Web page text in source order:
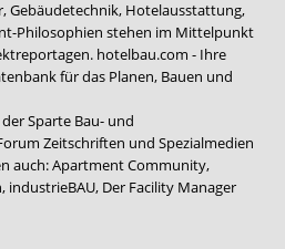
Gebäudetechnik, Hotelausstattung,
Philosophien stehen im Mittelpunkt
hotelbau.com - Ihre
für das Planen, Bauen und
Sparte Bau- und
Zeitschriften und Spezialmedien
auch:Apartment Community,
, industrieBAU, Der Facility Manager